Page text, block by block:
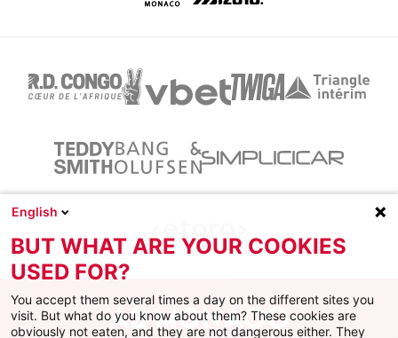
English
BUT WHAT ARE YOUR COOKIES
USED FOR?
You accept them several times a day on the different sites you
visit. But what do you know about them? These cookies are
obviously not eaten, and they are not dangerous either. They